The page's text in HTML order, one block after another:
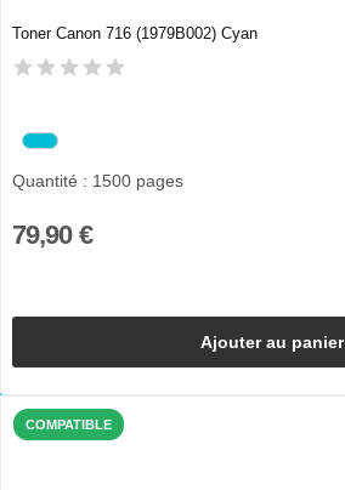
Toner Canon 716 (1979B002) Cyan
Quantité : 1500 pages
79,90 €
Ajouter au panier
COMPATIBLE